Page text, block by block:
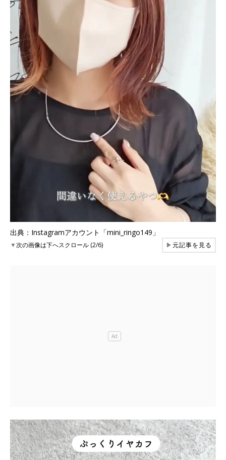
出典：Instagramアカウント「mini_ringo149」
▼次の画像は下へスクロール (2/6) ▶元記事を見る